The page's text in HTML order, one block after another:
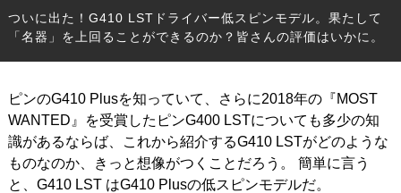
ついに出た！G410 LSTドライバー低スピンモデル。果たして
「名器」を上回ることができるのか？皆さんの評価はいかに。
ピンのG410 Plusを知っていて、さらに2018年の『MOST
WANTED』を受賞したピンG400 LSTについても多少の知
識があるならば、これから紹介するG410 LSTがどのような
ものなのか、きっと想像がつくことだろう。 簡単に言う
と、G410 LST はG410 Plusの低スピンモデルだ。
FAIRWAY WOODS フェアウェイウッド
HYBRIDS ハイブリッド
IRONS アイアン
WEDGES ウェッジ
PUTTERS パター